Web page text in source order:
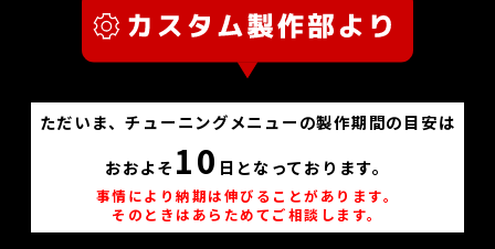
ただいま、チューニングメニューの製作期間の目安は
おおよそ 10 日となっております。
事情により納期は伸びることがあります。
そのときはあらためてご相談します。